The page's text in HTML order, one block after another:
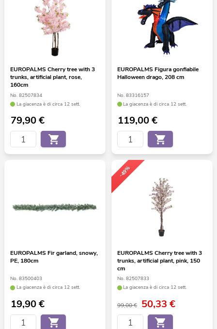
EUROPALMS Cherry tree with 3
trunks, artificial plant, rose,
160cm
No. 82507834
La giacenza è di circa 12 sett.
79,90€
EUROPALMS Figura gonfiabile
Halloween drago, 208 cm
No. 83316157
La giacenza è di circa 12 sett.
119,00€
EUROPALMS Fir garland, snowy,
PE, 180cm
No. 83500403
La giacenza è di circa 12 sett.
19,90€
-49%
EUROPALMS Cherry tree with 3
trunks, artificial plant, pink, 150
cm
No. 82507833
La giacenza è di circa 12 sett.
99,00 € 50,33 €